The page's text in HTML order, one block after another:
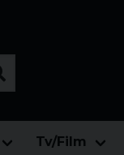
Tv/Film